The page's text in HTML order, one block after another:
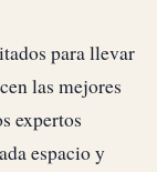
para llevar
las mejores
expertos
espacio y